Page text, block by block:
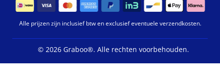
Alle prijzen zijn inclusief btw en exclusief eventuele verzendkosten.
© 2026 Graboo®. Alle rechten voorbehouden.